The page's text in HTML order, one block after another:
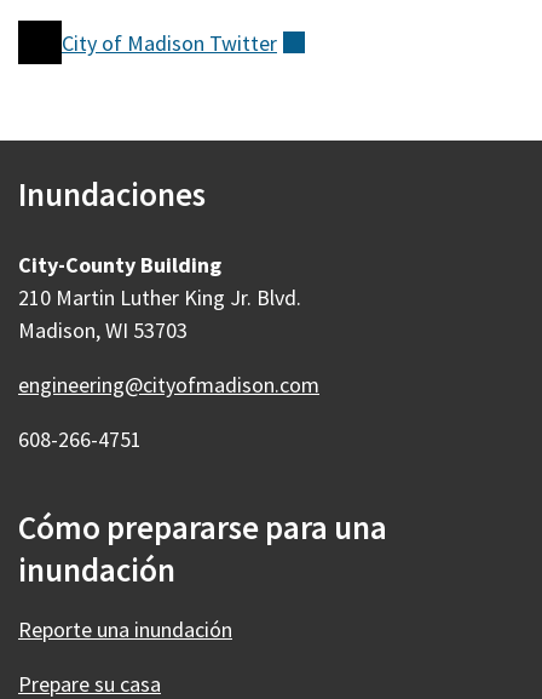
City of Madison Twitter
Inundaciones
City-County Building
210 Martin Luther King Jr. Blvd.
Madison, WI 53703
engineering@cityofmadison.com
608-266-4751
Cómo prepararse para una
inundación
Reporte una inundación
Prepare su casa